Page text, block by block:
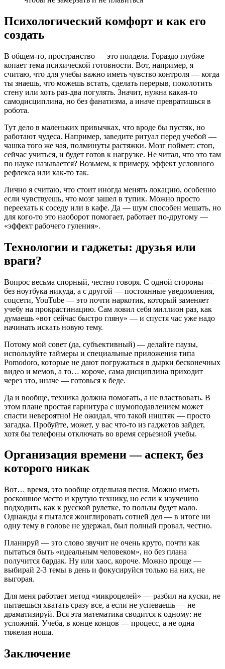
Психологический комфорт и как его
создать
В общем-то, пространство — это полдела. Гораздо глубже
копает тема психической готовности. Вот, например, я
считаю, что для учебы важно иметь чувство контроля — когда
ты знаешь, что можешь встать, сделать перерыв, поколотить
стену или хоть раз-два погулять. Значит, нужна какая-то
самодисциплина, но без фанатизма, а иначе превратишься в
робота.
Тут дело в маленьких привычках, что вроде бы пустяк, но
работают чудеса. Например, заведите ритуал перед учебой —
чашка того же чая, полминуты растяжки. Мозг поймет: стоп,
сейчас учиться, и будет готов к нагрузке. Не читал, что это там
по науке называется? Возьмем, к примеру, эффект условного
рефлекса или как-то так.
Лично я считаю, что стоит иногда менять локацию, особенно
если чувствуешь, что мозг зашел в тупик. Можно просто
переехать к соседу или в кафе. Да — шум способен мешать, но
для кого-то это наоборот помогает, работает по-другому —
«эффект рабочего гуления».
Технологии и гаджеты: друзья или
враги?
Вопрос весьма спорный, честно говоря. С одной стороны —
без ноутбука никуда, а с другой — постоянные уведомления,
соцсети, YouTube — это почти наркотик, который заменяет
учебу на прокрастинацию. Сам ловил себя миллион раз, как
думаешь «вот сейчас быстро гляну» — и спустя час уже надо
начинать искать новую тему.
Потому мой совет (да, субъективный) — делайте паузы,
используйте таймеры и специальные приложения типа
Pomodoro, которые не дают погружаться в дырки бесконечных
видео и мемов, а то… короче, сама дисциплина приходит
через это, иначе — готовься к беде.
Да и вообще, техника должна помогать, а не властвовать. В
этом плане простая гарнитура с шумоподавлением может
спасти невероятно! Не ожидал, что такой ништяк — просто
загадка. Пробуйте, может, у вас что-то из гаджетов зайдет,
хотя бы телефоны отключать во время серьезной учебы.
Организация времени — аспект, без
которого никак
Вот… время, это вообще отдельная песня. Можно иметь
роскошное место и крутую технику, но если к изучению
подходить, как к русской рулетке, то пользы будет мало.
Однажды я пытался жонглировать сотней дел — в итоге ни
одну тему в голове не удержал, был полный провал, честно.
Планируй — это слово звучит не очень круто, почти как
пытаться быть «идеальным человеком», но без плана
получится бардак. Ну или хаос, короче. Можно проще —
выбирай 2-3 темы в день и фокусируйся только на них, не
выгорая.
Для меня работает метод «микроцелей» — разбил на куски, не
пытаешься хватать сразу все, а если не успеваешь — не
драматизируй. Вся эта математика сводится к одному: не
усложняй. Учеба, в конце концов — процесс, а не одна
тяжелая ноша.
Заключение